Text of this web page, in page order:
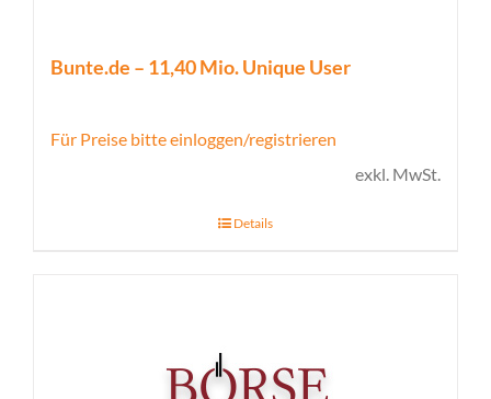
Bunte.de – 11,40 Mio. Unique User
Für Preise bitte einloggen/registrieren
exkl. MwSt.
Details